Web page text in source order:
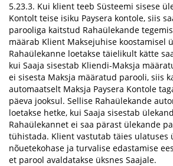
5.23.3. Kui klient teeb Süsteemi sisese
Kontolt teise isiku Paysera kontole, siis
parooliga kaitstud Rahaülekande
määrab Klient Maksejuhise koostamisel
Rahaülekanne loetakse täielikult kätte
kui Saaja sisestab Kliendi-Maksja
ei sisesta Maksja määratud parooli, siis
automaatselt Maksja Paysera Kontole
päeva jooksul. Sellise Rahaülekande
loetakse hetke, kui Saaja sisestab
Rahaülekannet ei saa pärast ülekande
tühistada. Klient vastutab täies ulatuses
nõuetekohase ja turvalise edastamise
et parool avaldatakse üksnes Saajale.